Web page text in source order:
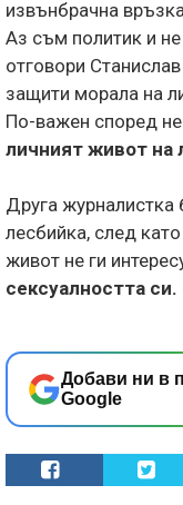
извънбрачна
Аз съм политик и
отговори
защити морала на
По-важен според
личният живот на
Друга
лесбийка, след
живот не ги
сексуалността си.
Добави ни в
Google